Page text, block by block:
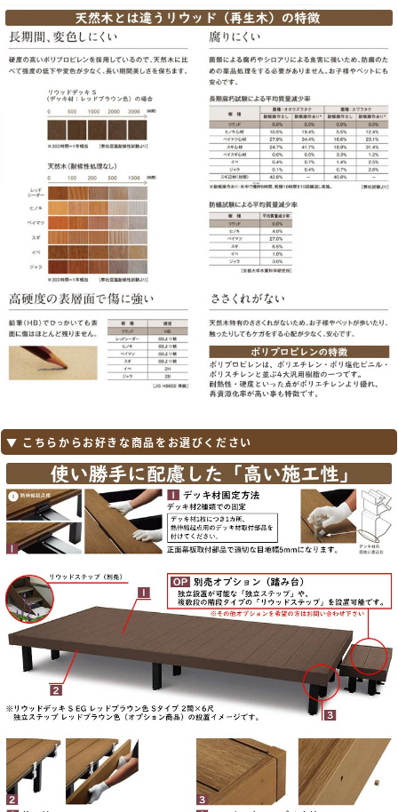
パーティション 1型・2型 / リウッド デッキ門扉 1型・2型・3型 / ルシアス
デッキフェンス X01型・A01型・A02型・A03型・A04型・A05型・B01
型・B02型・B03型・B04型・B05型 / ルシアス ハイパーティション A01
型・A03型・B05型 / ルシアス デッキ門扉 A01型・A02型・A03型・B03
型・B05型 / シャローネ デッキフェンス 1型
【三協アルミ】
クロス.スタイル / X.スタイル / ハピーナリラ / ハピーナリラ.スマーレ 独立
フレーム / 人工木デッキ / ヴィラウッド / ひとと木キュアーズ デッキ / ひ
とと木 デッキ / ひとと木 フェンス / ガーデンフロア / ラステラ / バルコニ
ー / オウネ 庭置き ステージタイプ（縁台）/ アウトドアリビング / アウトド
アフレーム L-Class・C-Class
【四国化成】
ファンデッキ / ファンデッキHG / ファンデッキSG / ファンデッキHG 低床
タイプ / ファンデッキ スロープユニット / デッキ用フェンス / デッキ用門扉
/ ハイパーフェンス / ハイパー門扉 / ハイパ―テーション / デッキフェンス
/ 門扉 A1型・A2型・A3型・A4型 / ファンデッキ FDフェンス 1型・2型・3
型 / 袖門扉 1型・2型 / ファンデッキ 手すり セイフティビーム FD型・SU
型・SJ型 / ウッディパレット
▼ こちらからお好きな商品をお選びください